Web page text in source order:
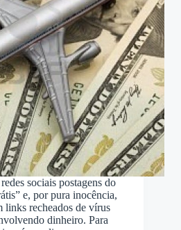
sociais postagens do
e, por pura inocência,
links recheados de vírus
dinheiro. Para